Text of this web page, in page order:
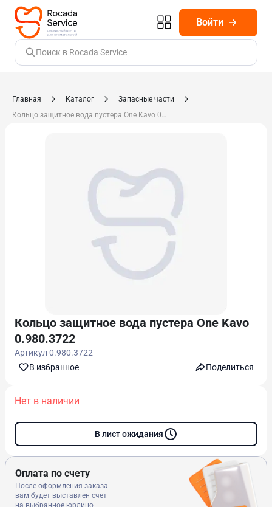
Войти
Поиск в Rocada Service
Главная Каталог
Запасные части
Кольцо защитное вода пустера One Kavo 0.980.3722
Кольцо защитное вода пустера One Kavo
0.980.3722
Артикул 0.980.3722
В избранноe
Поделиться
Нет в наличии
В лист ожидания
Оплата по счету
После оформления заказа
вам будет выставлен счет
на выбранное юрлицо